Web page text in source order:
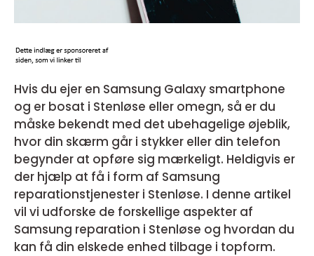
Hvis du ejer en Samsung Galaxy smartphone
og er bosat i Stenløse eller omegn, så er du
måske bekendt med det ubehagelige øjeblik,
hvor din skærm går i stykker eller din telefon
begynder at opføre sig mærkeligt. Heldigvis er
der hjælp at få i form af Samsung
reparationstjenester i Stenløse. I denne artikel
vil vi udforske de forskellige aspekter af
Samsung reparation i Stenløse og hvordan du
kan få din elskede enhed tilbage i topform.